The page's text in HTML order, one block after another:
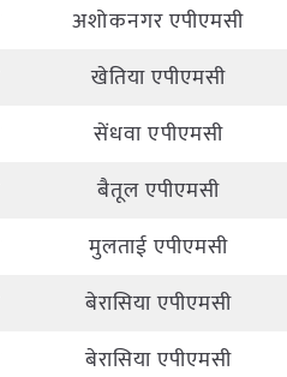
अशोकनगर एपीएमसी
खेतिया एपीएमसी
सेंधवा एपीएमसी
बैतूल एपीएमसी
मुलताई एपीएमसी
बेरासिया एपीएमसी
बेरासिया एपीएमसी